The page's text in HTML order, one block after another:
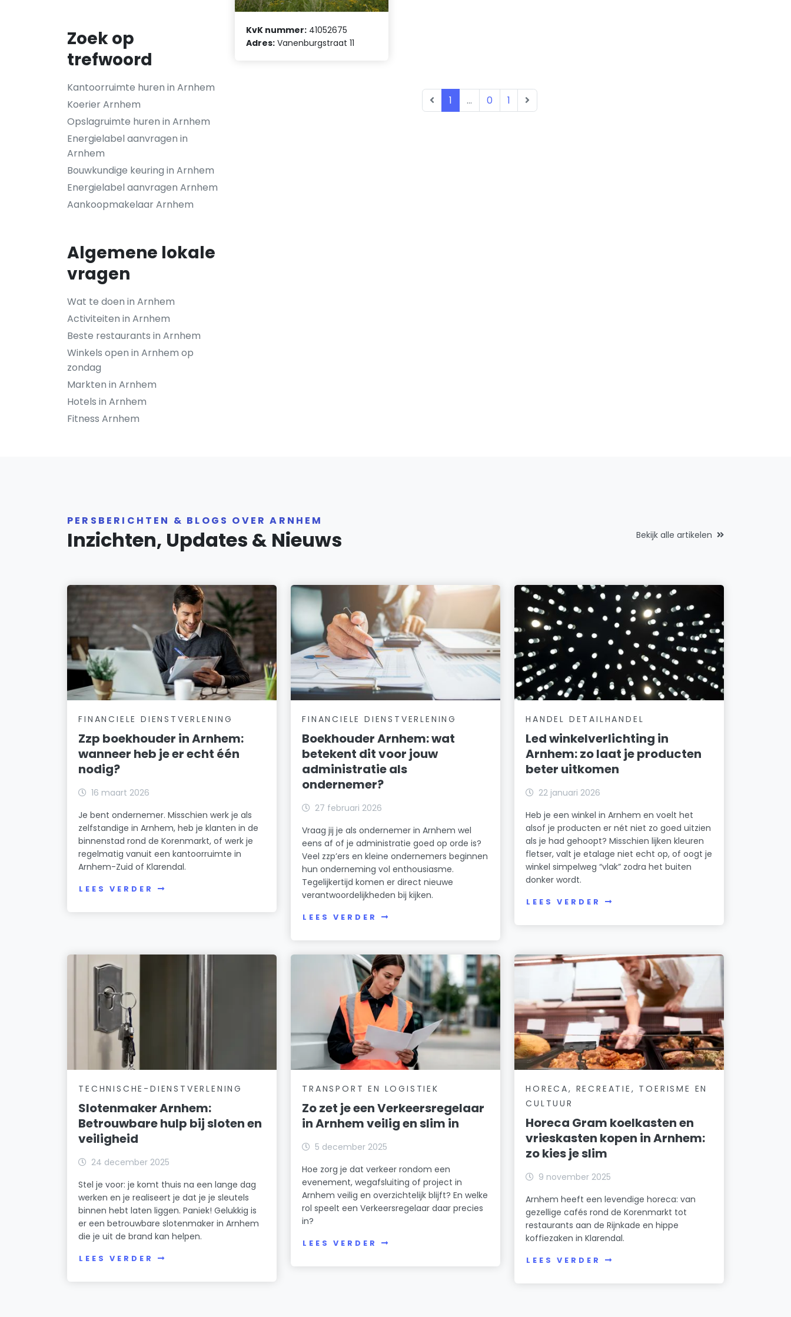
Zoek op
trefwoord
Kantoorruimte huren in Arnhem
Koerier Arnhem
Opslagruimte huren in Arnhem
Energielabel aanvragen in
Arnhem
Bouwkundige keuring in Arnhem
Energielabel aanvragen Arnhem
Aankoopmakelaar Arnhem
Algemene lokale
vragen
Wat te doen in Arnhem
Activiteiten in Arnhem
Beste restaurants in Arnhem
Winkels open in Arnhem op
zondag
Markten in Arnhem
Hotels in Arnhem
Fitness Arnhem
KvK nummer: 41052675
Adres: Vanenburgstraat 11
1 ... 0 1
PERSBERICHTEN & BLOGS OVER ARNHEM
Inzichten, Updates & Nieuws Bekijk alle artikelen
FINANCIELE DIENSTVERLENING
Zzp boekhouder in Arnhem:
wanneer heb je er echt één
nodig?
16 maart 2026
Je bent ondernemer. Misschien werk je als
zelfstandige in Arnhem, heb je klanten in de
binnenstad rond de Korenmarkt, of werk je
regelmatig vanuit een kantoorruimte in
Arnhem-Zuid of Klarendal.
LEES VERDER
FINANCIELE DIENSTVERLENING
Boekhouder Arnhem: wat
betekent dit voor jouw
administratie als
ondernemer?
27 februari 2026
Vraag jij je als ondernemer in Arnhem wel
eens af of je administratie goed op orde is?
Veel zzp’ers en kleine ondernemers beginnen
hun onderneming vol enthousiasme.
Tegelijkertijd komen er direct nieuwe
verantwoordelijkheden bij kijken.
LEES VERDER
HANDEL DETAILHANDEL
Led winkelverlichting in
Arnhem: zo laat je producten
beter uitkomen
22 januari 2026
Heb je een winkel in Arnhem en voelt het
alsof je producten er nét niet zo goed uitzien
als je had gehoopt? Misschien lijken kleuren
fletser, valt je etalage niet echt op, of oogt je
winkel simpelweg “vlak” zodra het buiten
donker wordt.
LEES VERDER
TECHNISCHE-DIENSTVERLENING
Slotenmaker Arnhem:
Betrouwbare hulp bij sloten en
veiligheid
24 december 2025
Stel je voor: je komt thuis na een lange dag
werken en je realiseert je dat je je sleutels
binnen hebt laten liggen. Paniek! Gelukkig is
er een betrouwbare slotenmaker in Arnhem
die je uit de brand kan helpen.
LEES VERDER
TRANSPORT EN LOGISTIEK
Zo zet je een Verkeersregelaar
in Arnhem veilig en slim in
5 december 2025
Hoe zorg je dat verkeer rondom een
evenement, wegafsluiting of project in
Arnhem veilig en overzichtelijk blijft? En welke
rol speelt een Verkeersregelaar daar precies
in?
LEES VERDER
HORECA, RECREATIE, TOERISME EN
CULTUUR
Horeca Gram koelkasten en
vrieskasten kopen in Arnhem:
zo kies je slim
9 november 2025
Arnhem heeft een levendige horeca: van
gezellige cafés rond de Korenmarkt tot
restaurants aan de Rijnkade en hippe
koffiezaken in Klarendal.
LEES VERDER